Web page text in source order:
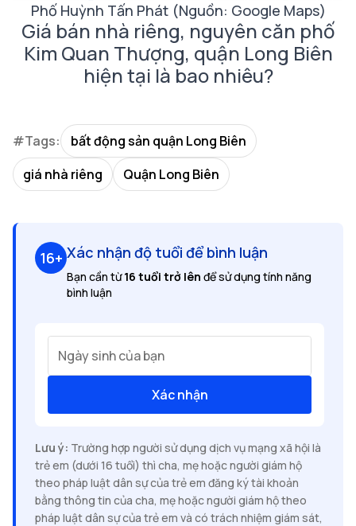
Phố Huỳnh Tấn Phát (Nguồn: Google Maps)
Giá bán nhà riêng, nguyên căn phố
Kim Quan Thượng, quận Long Biên
hiện tại là bao nhiêu?
#Tags:
bất động sản quận Long Biên
giá nhà riêng
Quận Long Biên
16+ Xác nhận độ tuổi để bình luận
Bạn cần từ16 tuổi trở lên để sử dụng tính năng
bình luận
Ngày sinh của bạn
Xác nhận
Lưu ý: Trường hợp người sử dụng dịch vụ mạng xã hội là
trẻ em (dưới 16 tuổi) thì cha, mẹ hoặc người giám hộ
theo pháp luật dân sự của trẻ em đăng ký tài khoản
bằng thông tin của cha, mẹ hoặc người giám hộ theo
pháp luật dân sự của trẻ em và có trách nhiệm giám sát,